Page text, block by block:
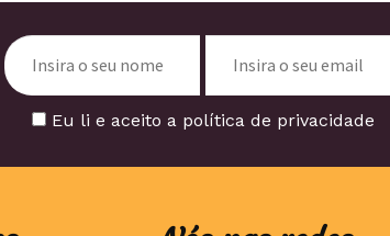
Eu li e aceito a política de privacidade